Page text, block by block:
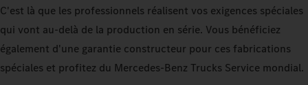
C'est là que les professionnels réalisent vos exigences spéciales
qui vont au-delà de la production en série. Vous bénéficiez
également d'une garantie constructeur pour ces fabrications
spéciales et profitez du Mercedes‑Benz Trucks Service mondial.